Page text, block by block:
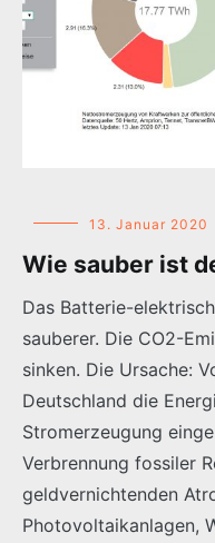
13. Januar 2020
Wie sauber ist
Das Batterie-
sauberer. Die CO2-
sinken. Die Ursache:
Deutschland die
Stromerzeugung
Verbrennung fossiler
geldvernichtenden
Photovoltaikanlagen,